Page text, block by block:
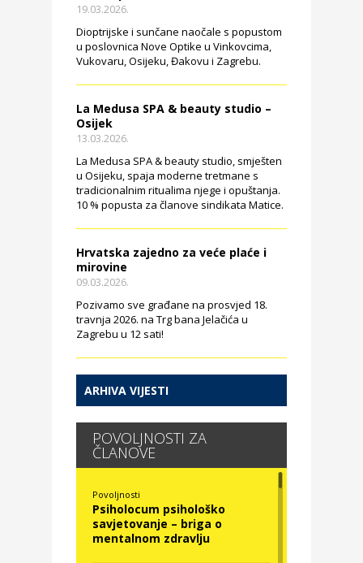
19.03.2026.
Dioptrijske i sunčane naočale s popustom
u poslovnica Nove Optike u Vinkovcima,
Vukovaru, Osijeku, Đakovu i Zagrebu.
La Medusa SPA & beauty studio –
Osijek
13.03.2026.
La Medusa SPA & beauty studio, smješten
u Osijeku, spaja moderne tretmane s
tradicionalnim ritualima njege i opuštanja.
10 % popusta za članove sindikata Matice.
Hrvatska zajedno za veće plaće i
mirovine
09.03.2026.
Pozivamo sve građane na prosvjed 18.
travnja 2026. na Trg bana Jelačića u
Zagrebu u 12 sati!
ARHIVA VIJESTI
POVOLJNOSTI ZA
ČLANOVE
Povoljnosti
Psiholocum psihološko
savjetovanje – briga o
mentalnom zdravlju